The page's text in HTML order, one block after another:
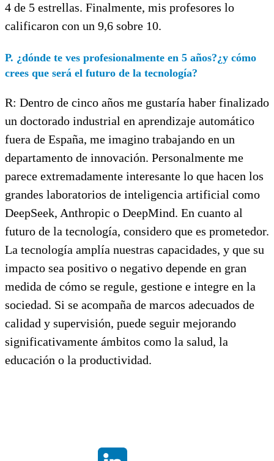
4 de 5 estrellas. Finalmente, mis profesores lo
calificaron con un 9,6 sobre 10.
P. ¿dónde te ves profesionalmente en 5 años?¿y cómo
crees que será el futuro de la tecnología?
R: Dentro de cinco años me gustaría haber finalizado
un doctorado industrial en aprendizaje automático
fuera de España, me imagino trabajando en un
departamento de innovación. Personalmente me
parece extremadamente interesante lo que hacen los
grandes laboratorios de inteligencia artificial como
DeepSeek, Anthropic o DeepMind. En cuanto al
futuro de la tecnología, considero que es prometedor.
La tecnología amplía nuestras capacidades, y que su
impacto sea positivo o negativo depende en gran
medida de cómo se regule, gestione e integre en la
sociedad. Si se acompaña de marcos adecuados de
calidad y supervisión, puede seguir mejorando
significativamente ámbitos como la salud, la
educación o la productividad.